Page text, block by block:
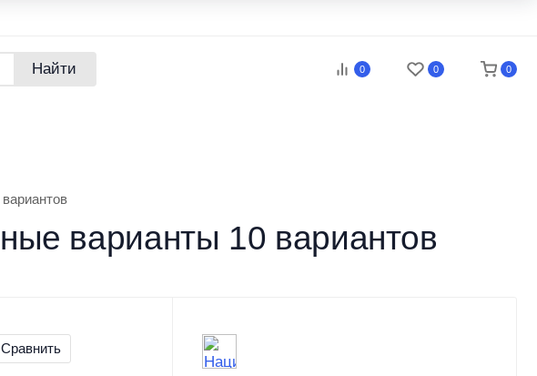
Найти 0 0 0
варианты 10 вариантов
Сравнить